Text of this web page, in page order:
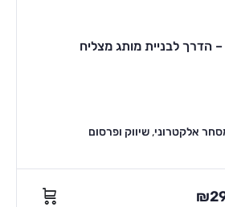
הדרך לבניית מותג מצליח
אלקטרוני, שיווק ופרסום
₪